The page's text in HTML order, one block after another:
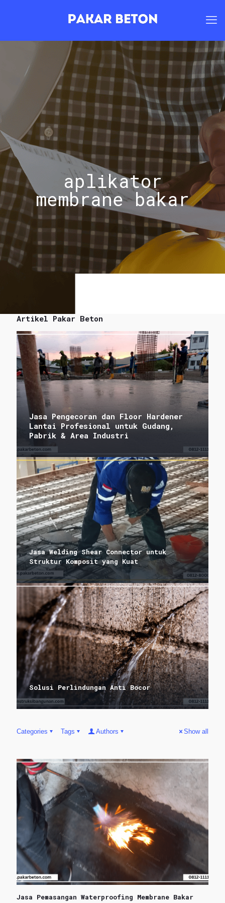
aplikator
membrane bakar
Artikel Pakar Beton
Jasa Pengecoran dan Floor Hardener
Lantai Profesional untuk Gudang,
Pabrik & Area Industri
Jasa Welding Shear Connector untuk
Struktur Komposit yang Kuat
Solusi Perlindungan Anti Bocor
Categories Tags Authors Show all
Jasa Pemasangan Waterproofing Membrane Bakar